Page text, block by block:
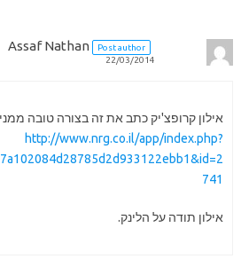
Assaf Nathan
Post author
22/03/2014
אילון קרופצ'יק כתב את זה בצורה טובה ממני כבר
http://www.nrg.co.il/app/index.php?
741
אילון תודה על הלינק.